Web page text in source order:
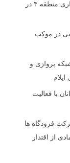
خدمات رسانی موکب محبان الرضای شهرداری منطقه ۴ در
در موکب
پروازی و
با فعالیت
فرودگاه ها
از اقتدار